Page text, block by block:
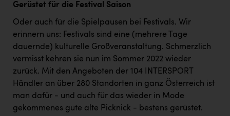
Gerüstet für die Festival Saison
Oder auch für die Spielpausen bei Festivals. Wir
erinnern uns: Festivals sind eine (mehrere Tage
dauernde) kulturelle Großveranstaltung. Schmerzlich
vermisst kehren sie nun im Sommer 2022 wieder
zurück. Mit den Angeboten der 104 INTERSPORT
Händler an über 280 Standorten in ganz Österreich ist
man dafür - und auch für das wieder in Mode
gekommenes gute alte Picknick - bestens gerüstet.